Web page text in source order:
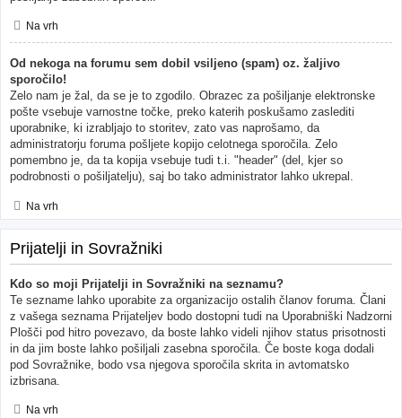
Na vrh
Od nekoga na forumu sem dobil vsiljeno (spam) oz. žaljivo
sporočilo!
Zelo nam je žal, da se je to zgodilo. Obrazec za pošiljanje elektronske
pošte vsebuje varnostne točke, preko katerih poskušamo zaslediti
uporabnike, ki izrabljajo to storitev, zato vas naprošamo, da
administratorju foruma pošljete kopijo celotnega sporočila. Zelo
pomembno je, da ta kopija vsebuje tudi t.i. "header" (del, kjer so
podrobnosti o pošiljatelju), saj bo tako administrator lahko ukrepal.
Na vrh
Prijatelji in Sovražniki
Kdo so moji Prijatelji in Sovražniki na seznamu?
Te sezname lahko uporabite za organizacijo ostalih članov foruma. Člani
z vašega seznama Prijateljev bodo dostopni tudi na Uporabniški Nadzorni
Plošči pod hitro povezavo, da boste lahko videli njihov status prisotnosti
in da jim boste lahko pošiljali zasebna sporočila. Če boste koga dodali
pod Sovražnike, bodo vsa njegova sporočila skrita in avtomatsko
izbrisana.
Na vrh